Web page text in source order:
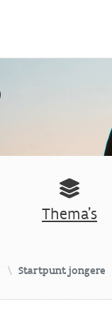
Thema's
Startpunt jongere